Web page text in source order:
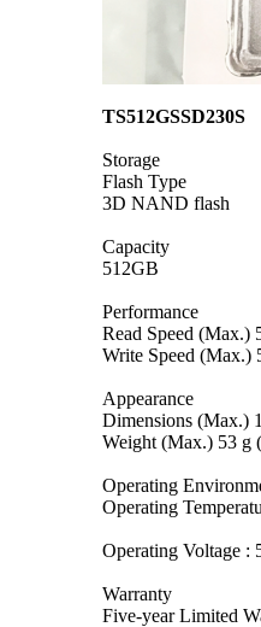
TS512GSSD230S
Storage
Flash Type
3D NAND flash
Capacity
512GB
Performance
Read Speed (Max.)
Write Speed (Max.)
Appearance
Dimensions (Max.)
Weight (Max.) 53 g
Operating
Operating
Operating Voltage :
Warranty
Five-year Limited